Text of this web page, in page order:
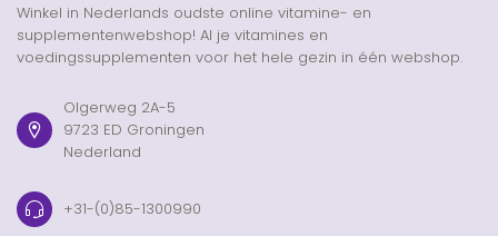
Winkel in Nederlands oudste online vitamine- en
supplementenwebshop! Al je vitamines en
voedingssupplementen voor het hele gezin in één webshop.
Olgerweg 2A-5
9723 ED Groningen
Nederland
+31-(0)85-1300990